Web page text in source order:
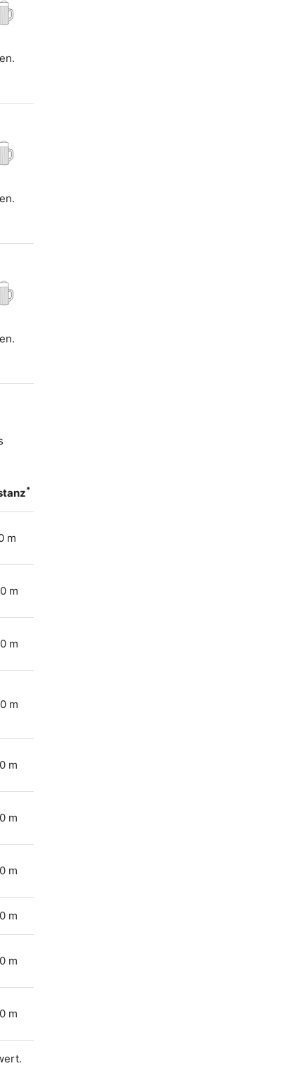
*
m
m
m
m
m
m
m
m
m
m